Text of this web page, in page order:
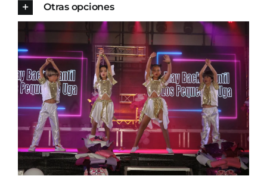
AYUNTAMIENTO
TURISMO
CONTACTO
Otras opciones